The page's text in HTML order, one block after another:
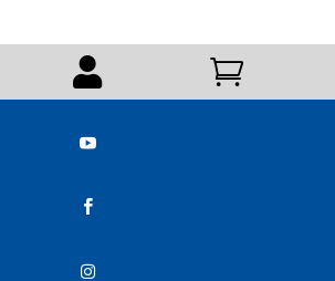
 


